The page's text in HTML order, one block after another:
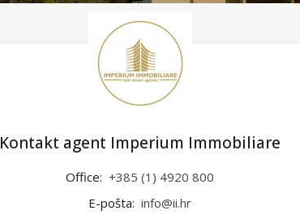
Kontakt agent Imperium Immobiliare
Office: +385 (1) 4920 800
E-pošta: info@ii.hr